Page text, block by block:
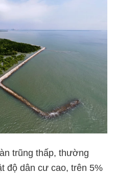
trũng thấp, thường
độ dân cư cao, trên 5%